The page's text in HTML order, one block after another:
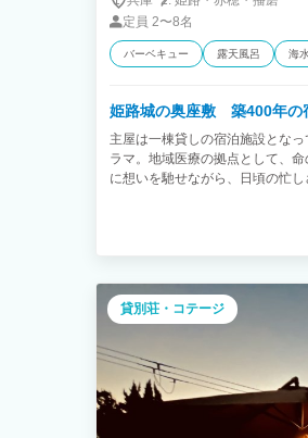
定員 2〜8名
バーベキュー 露天風呂 海
姫路城の奥座敷 築400年の
主屋は一棟貸しの宿泊施設とな
ラマ。地域医療の拠点として、
に想いを馳せながら、日頃の忙
ジ ・足つぼマッサージ ・オ
貸別荘・コテージ